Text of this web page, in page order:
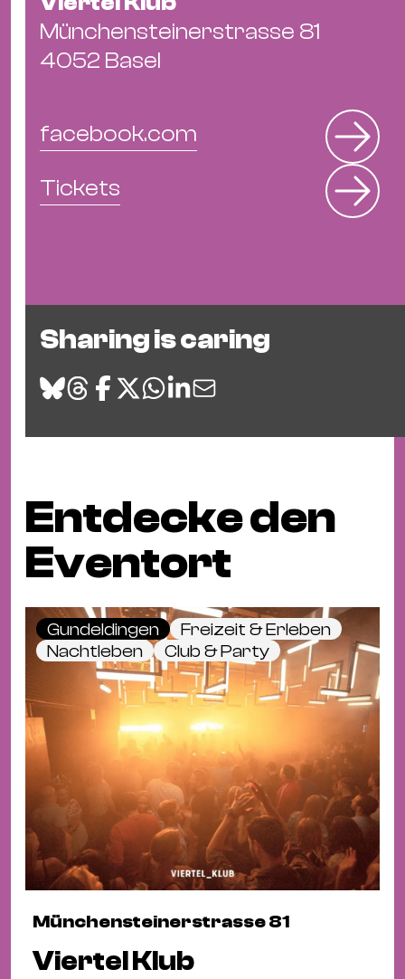
Münchensteinerstrasse 81
4052 Basel
facebook.com
Tickets
Sharing is caring
Entdecke den
Eventort
Gundeldingen
Freizeit & Erleben
Nachtleben
Club & Party
Münchensteinerstrasse 81
Viertel Klub